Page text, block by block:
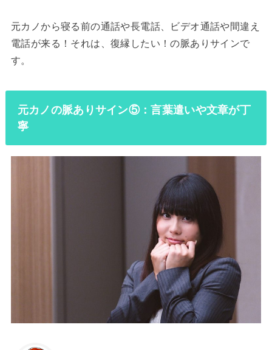
元カノから寝る前の通話や長電話、ビデオ通話や間違え
電話が来る！それは、復縁したい！の脈ありサインで
す。
元カノの脈ありサイン⑤：言葉遣いや文章が丁
寧